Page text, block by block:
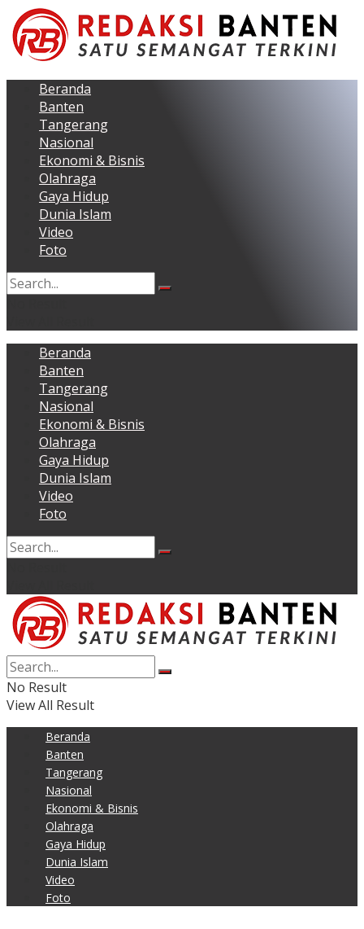
Beranda
Banten
Tangerang
Nasional
Ekonomi & Bisnis
Olahraga
Gaya Hidup
Dunia Islam
Video
Foto
Beranda
Banten
Tangerang
Nasional
Ekonomi & Bisnis
Olahraga
Gaya Hidup
Dunia Islam
Video
Foto
No Result
View All Result
Beranda
Banten
Tangerang
Nasional
Ekonomi & Bisnis
Olahraga
Gaya Hidup
Dunia Islam
Video
Foto